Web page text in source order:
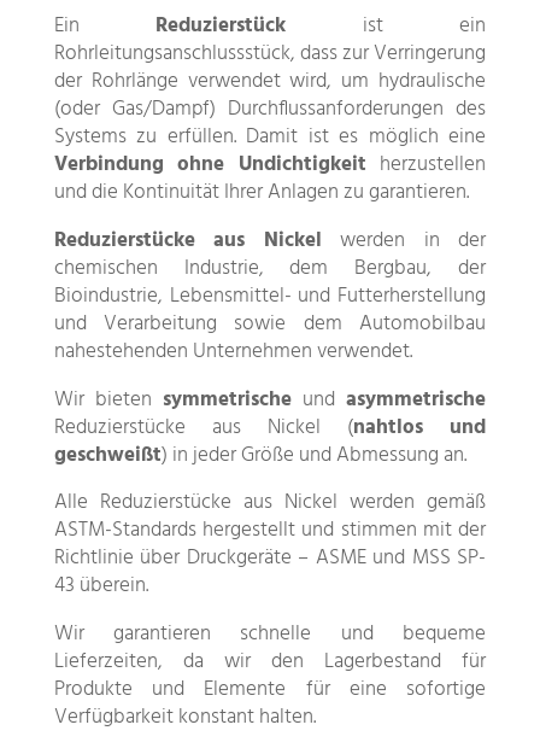
Ein Reduzierstück ist ein
Rohrleitungsanschlussstück, dass zur Verringerung
der Rohrlänge verwendet wird, um hydraulische
(oder Gas/Dampf) Durchflussanforderungen des
Systems zu erfüllen. Damit ist es möglich eine
Verbindung ohne Undichtigkeit herzustellen
und die Kontinuität Ihrer Anlagen zu garantieren.
Reduzierstücke aus Nickel werden in der
chemischen Industrie, dem Bergbau, der
Bioindustrie, Lebensmittel- und Futterherstellung
und Verarbeitung sowie dem Automobilbau
nahestehenden Unternehmen verwendet.
Wir bieten symmetrische undasymmetrische
Reduzierstücke aus Nickel (nahtlos und
geschweißt) in jeder Größe und Abmessung an.
Alle Reduzierstücke aus Nickel werden gemäß
ASTM-Standards hergestellt und stimmen mit der
Richtlinie über Druckgeräte – ASME und MSS SP-
43 überein.
Wir garantieren schnelle und bequeme
Lieferzeiten, da wir den Lagerbestand für
Produkte und Elemente für eine sofortige
Verfügbarkeit konstant halten.